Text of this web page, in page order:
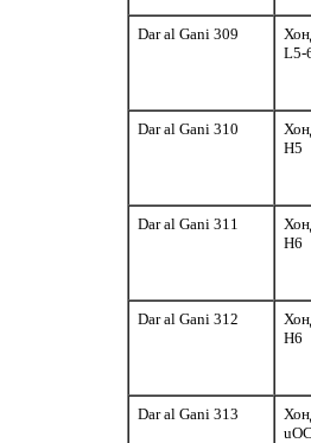
Dar al Gani 309
L5-
Dar al Gani 310
H5
Dar al Gani 311
H6
Dar al Gani 312
H6
Dar al Gani 313